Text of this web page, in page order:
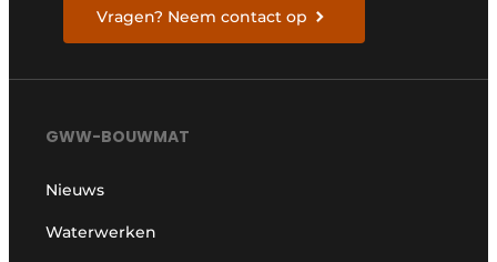
Vragen? Neem contact op
GWW-BOUWMAT
Nieuws
Waterwerken